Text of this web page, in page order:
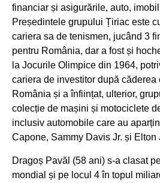
financiar și asigurările, auto,
Președintele grupului Țiriac este
cariera sa de tenismen, jucând 3
pentru România, dar a fost și
la Jocurile Olimpice din 1964,
cariera de investitor după căderea
România și a înființat, ulterior,
colecție de mașini și motociclete
inclusiv automobile care au
Capone, Sammy Davis Jr. și Elton
Dragoș Pavăl (58 ani) s-a clasat
mondial și pe locul 4 în topul